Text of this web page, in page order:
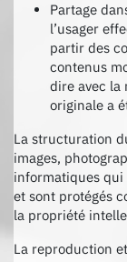
Partage
l’usager
partir des
contenus
dire avec la
originale a
La structuration
images,
informatiques
et sont protégés
la propriété
La reproduction